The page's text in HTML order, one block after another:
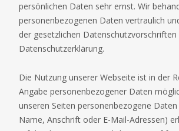
persönlichen Daten sehr ernst. Wir
personenbezogenen Daten vertraulich
der gesetzlichen
Datenschutzerklärung.
Die Nutzung unserer Webseite ist in der
Angabe personenbezogener Daten
unseren Seiten personenbezogene Daten
Name, Anschrift oder E-Mail-Adressen)